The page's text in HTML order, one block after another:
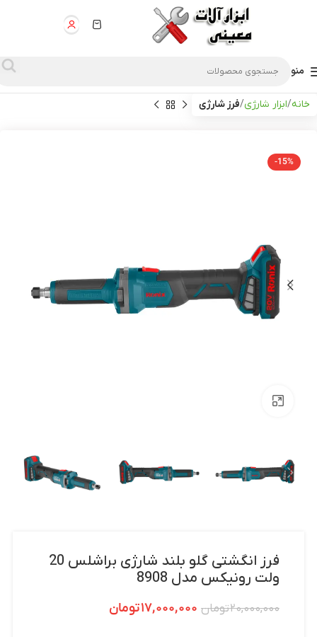
منو
خانه ابزار شارژی فرز شارژی
-15%
فرز انگشتی گلو بلند شارژی براشلس 20
ولت رونیکس مدل 8908
۲۰,۰۰۰,۰۰۰تومان ۱۷,۰۰۰,۰۰۰تومان